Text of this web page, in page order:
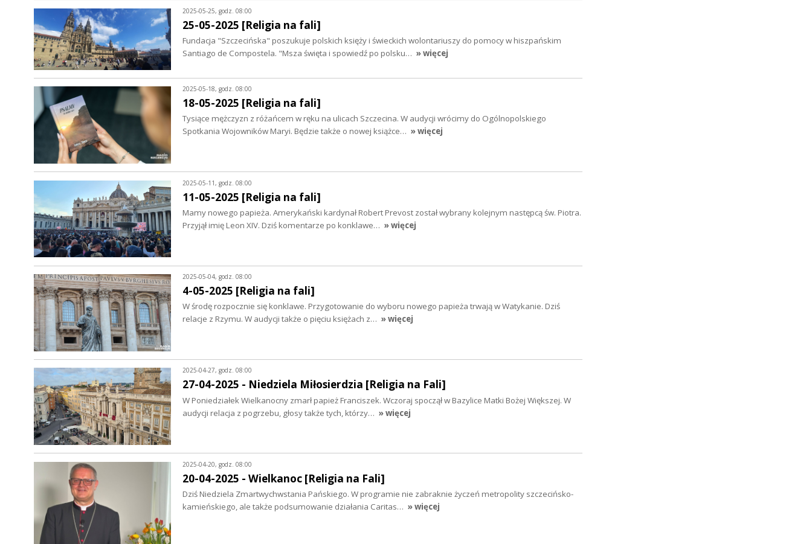
2025-05-25, godz. 08:00
25-05-2025 [Religia na fali]
Fundacja "Szczecińska" poszukuje polskich księży i świeckich wolontariuszy do pomocy w hiszpańskim
Santiago de Compostela. "Msza święta i spowiedź po polsku… » więcej
2025-05-18, godz. 08:00
18-05-2025 [Religia na fali]
Tysiące mężczyzn z różańcem w ręku na ulicach Szczecina. W audycji wrócimy do Ogólnopolskiego
Spotkania Wojowników Maryi. Będzie także o nowej książce… » więcej
2025-05-11, godz. 08:00
11-05-2025 [Religia na fali]
Mamy nowego papieża. Amerykański kardynał Robert Prevost został wybrany kolejnym następcą św. Piotra.
Przyjął imię Leon XIV. Dziś komentarze po konklawe… » więcej
2025-05-04, godz. 08:00
4-05-2025 [Religia na fali]
W środę rozpocznie się konklawe. Przygotowanie do wyboru nowego papieża trwają w Watykanie. Dziś
relacje z Rzymu. W audycji także o pięciu księżach z… » więcej
2025-04-27, godz. 08:00
27-04-2025 - Niedziela Miłosierdzia [Religia na Fali]
W Poniedziałek Wielkanocny zmarł papież Franciszek. Wczoraj spoczął w Bazylice Matki Bożej Większej. W
audycji relacja z pogrzebu, głosy także tych, którzy… » więcej
2025-04-20, godz. 08:00
20-04-2025 - Wielkanoc [Religia na Fali]
Dziś Niedziela Zmartwychwstania Pańskiego. W programie nie zabraknie życzeń metropolity szczecińsko-
kamieńskiego, ale także podsumowanie działania Caritas… » więcej